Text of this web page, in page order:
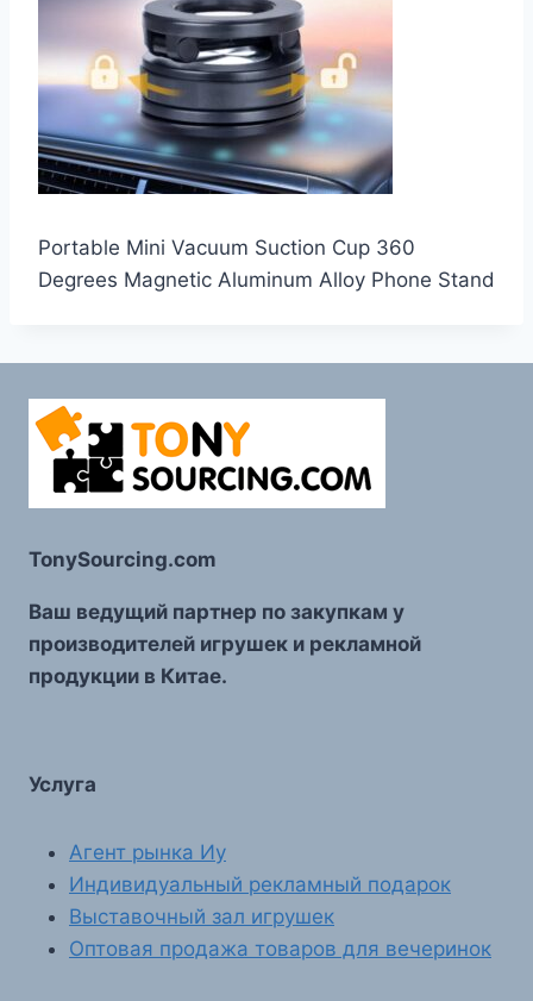
Portable Mini Vacuum Suction Cup 360
Degrees Magnetic Aluminum Alloy Phone Stand
TonySourcing.com
Ваш ведущий партнер по закупкам у
производителей игрушек и рекламной
продукции в Китае.
Услуга
Агент рынка Иу
Индивидуальный рекламный подарок
Выставочный зал игрушек
Оптовая продажа товаров для вечеринок